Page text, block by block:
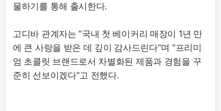
물하기를 통해 출시한다.
고디바 관계자는 “국내 첫 베이커리 매장이 1년 만
에 큰 사랑을 받은 데 깊이 감사드린다”며 “프리미
엄 초콜릿 브랜드로서 차별화된 제품과 경험을 꾸
준히 선보이겠다”고 전했다.